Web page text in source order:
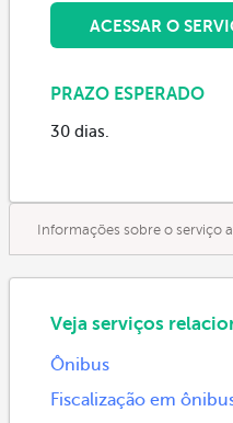
ACESSAR O
PRAZO ESPERADO
30 dias.
Informações sobre o serviço
Veja serviços
Ônibus
Fiscalização em